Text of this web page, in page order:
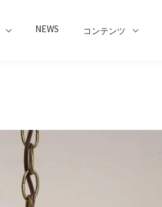
NEWS コンテンツ